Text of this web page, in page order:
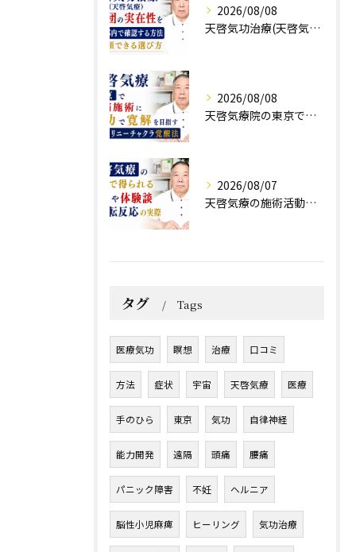
2026/08/08
天啓気功治療(天啓気療)と財団の実在性を東京都内で確認する方法と信頼できる選び方
2026/08/08
天啓気療院の東京で難病施術に気功で寛解を目指すクンダリニーチャクラ覚醒法
2026/08/07
天啓気療の施術活動で得られる効果や体験談と好転反応の実際
タグ Tags
医療気功 瞑想 治療 口コミ
方法 症状 宇宙 天啓気療 医療
手のひら 東京 気功 自律神経
能力開発 遠隔 頭痛 腰痛
パニック障害 不妊 ヘルニア
脳性小児麻痺 ヒーリング 気功治療